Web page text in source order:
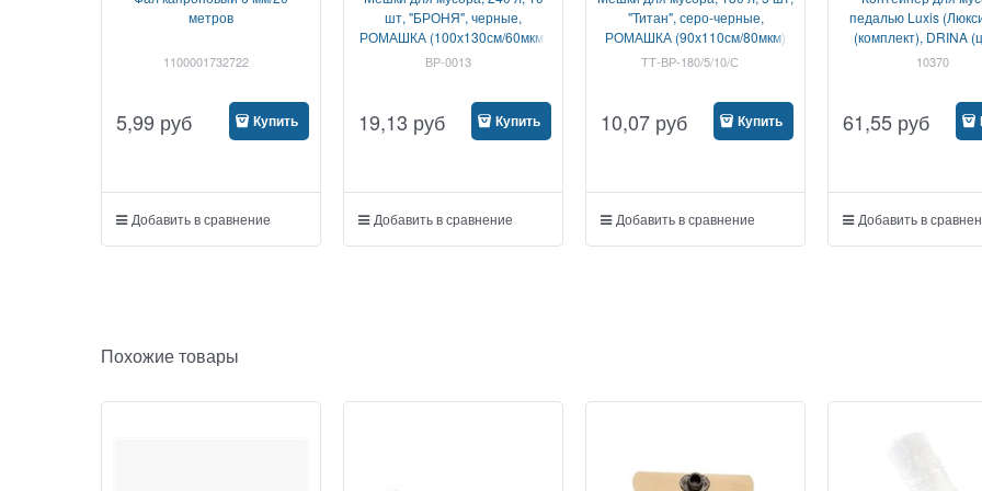
метров
1100001732722
5,99 руб Купить
Добавить в сравнение
шт, "БРОНЯ", черные,
РОМАШКА (100х130см/60мкм)
ВР-0013
19,13 руб Купить
Добавить в сравнение
"Титан", серо-черные,
РОМАШКА (90х110см/80мкм)
ТТ-ВР-180/5/10/С
10,07 руб Купить
Добавить в сравнение
педалью Luxis
(комплект), DRINA
ассортименте)
10370
61,55 руб
Добавить в
Похожие товары